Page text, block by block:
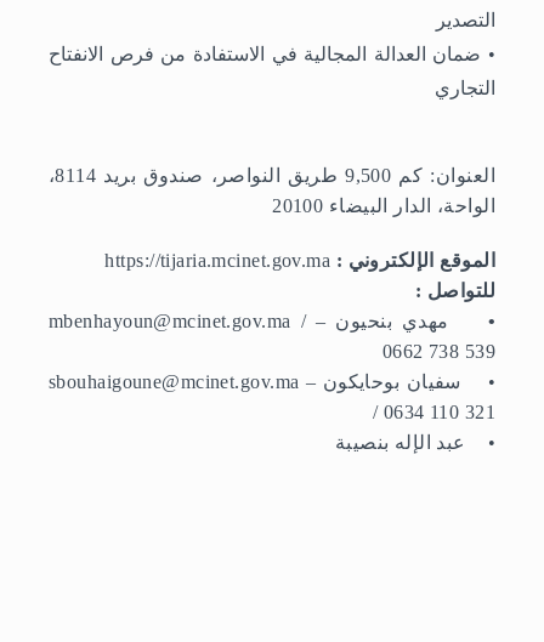
التصدير
• ضمان العدالة المجالية في الاستفادة من فرص الانفتاح
التجاري
العنوان: كم 9,500 طريق النواصر، صندوق بريد 8114،
الواحة، الدار البيضاء 20100
الموقع الإلكتروني : https://tijaria.mcinet.gov.ma
للتواصل :
•
مهدي بنحيون – mbenhayoun@mcinet.gov.ma /
0662 738 539
• سفيان بوحايكون – sbouhaigoune@mcinet.gov.ma
/ 0634 110 321
• عبد الإله بنصيبة